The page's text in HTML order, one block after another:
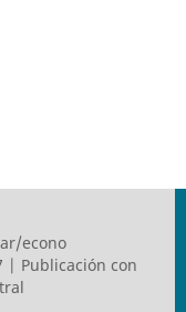
econo
| Publicación con